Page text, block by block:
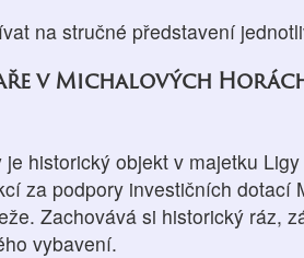
na stručné představení
v Michalových
je historický objekt v majetku
za podpory investičních dotací
Zachovává si historický ráz,
vybavení.